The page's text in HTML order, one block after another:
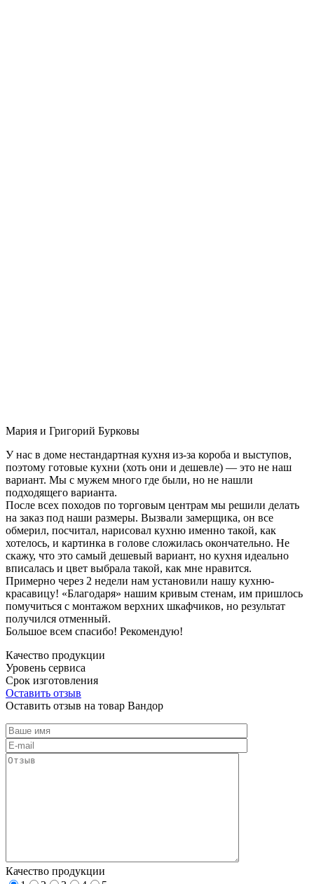
Мария и Григорий Бурковы
У нас в доме нестандартная кухня из-за короба и выступов,
поэтому готовые кухни (хоть они и дешевле) — это не наш
вариант. Мы с мужем много где были, но не нашли
подходящего варианта.
После всех походов по торговым центрам мы решили делать
на заказ под наши размеры. Вызвали замерщика, он все
обмерил, посчитал, нарисовал кухню именно такой, как
хотелось, и картинка в голове сложилась окончательно. Не
скажу, что это самый дешевый вариант, но кухня идеально
вписалась и цвет выбрала такой, как мне нравится.
Примерно через 2 недели нам установили нашу кухню-
красавицу! «Благодаря» нашим кривым стенам, им пришлось
помучиться с монтажом верхних шкафчиков, но результат
получился отменный.
Большое всем спасибо! Рекомендую!
Качество продукции
Уровень сервиса
Срок изготовления
Оставить отзыв
Оставить отзыв на товар Вандор
Качество продукции